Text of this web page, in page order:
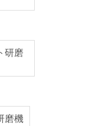
研磨
磨機